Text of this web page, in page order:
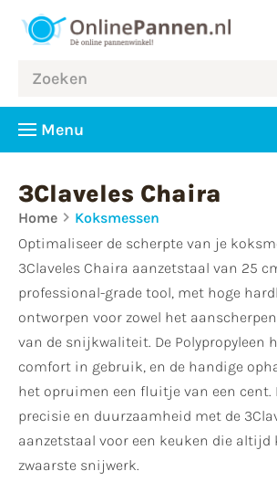
Menu
3Claveles Chaira
Home
Koksmessen
Optimaliseer de scherpte van je
3Claveles Chaira aanzetstaal van 25
professional-grade tool, met hoge
ontworpen voor zowel het
van de snijkwaliteit. De Polypropyleen
comfort in gebruik, en de handige
het opruimen een fluitje van een cent.
precisie en duurzaamheid met de
aanzetstaal voor een keuken die altijd
zwaarste snijwerk.